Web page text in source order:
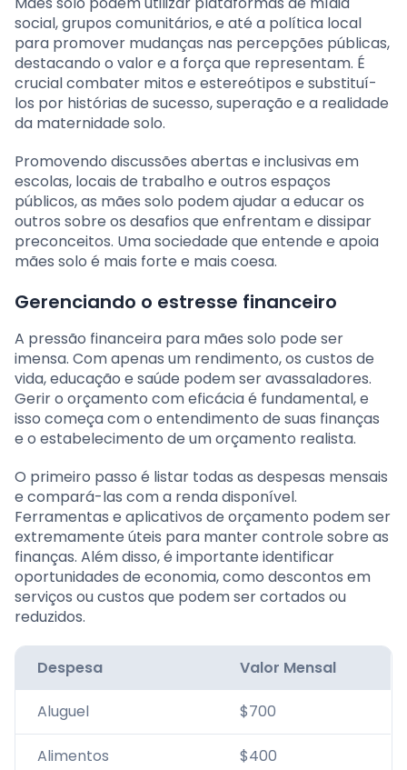
social, grupos comunitários, e até a política local
para promover mudanças nas percepções públicas,
destacando o valor e a força que representam. É
crucial combater mitos e estereótipos e substituí-
los por histórias de sucesso, superação e a realidade
da maternidade solo.
Promovendo discussões abertas e inclusivas em
escolas, locais de trabalho e outros espaços
públicos, as mães solo podem ajudar a educar os
outros sobre os desafios que enfrentam e dissipar
preconceitos. Uma sociedade que entende e apoia
mães solo é mais forte e mais coesa.
Gerenciando o estresse financeiro
A pressão financeira para mães solo pode ser
imensa. Com apenas um rendimento, os custos de
vida, educação e saúde podem ser avassaladores.
Gerir o orçamento com eficácia é fundamental, e
isso começa com o entendimento de suas finanças
e o estabelecimento de um orçamento realista.
O primeiro passo é listar todas as despesas mensais
e compará-las com a renda disponível.
Ferramentas e aplicativos de orçamento podem ser
extremamente úteis para manter controle sobre as
finanças. Além disso, é importante identificar
oportunidades de economia, como descontos em
serviços ou custos que podem ser cortados ou
reduzidos.
Despesa Valor Mensal
Aluguel $700
Alimentos $400